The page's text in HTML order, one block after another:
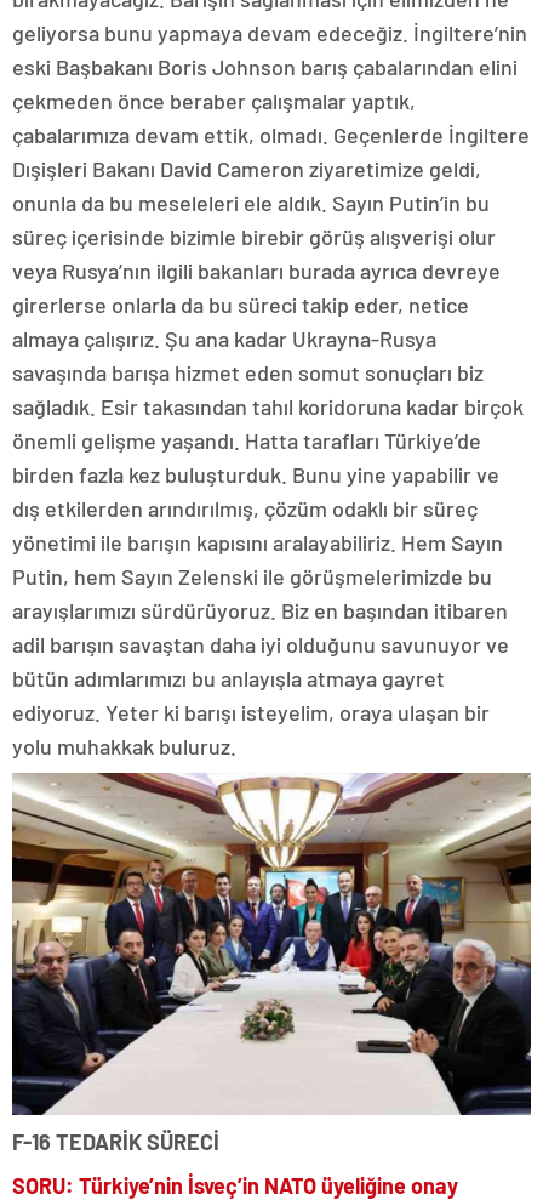
geliyorsa bunu yapmaya devam edeceğiz. İngiltere’nin
eski Başbakanı Boris Johnson barış çabalarından elini
çekmeden önce beraber çalışmalar yaptık,
çabalarımıza devam ettik, olmadı. Geçenlerde İngiltere
Dışişleri Bakanı David Cameron ziyaretimize geldi,
onunla da bu meseleleri ele aldık. Sayın Putin’in bu
süreç içerisinde bizimle birebir görüş alışverişi olur
veya Rusya’nın ilgili bakanları burada ayrıca devreye
girerlerse onlarla da bu süreci takip eder, netice
almaya çalışırız. Şu ana kadar Ukrayna-Rusya
savaşında barışa hizmet eden somut sonuçları biz
sağladık. Esir takasından tahıl koridoruna kadar birçok
önemli gelişme yaşandı. Hatta tarafları Türkiye’de
birden fazla kez buluşturduk. Bunu yine yapabilir ve
dış etkilerden arındırılmış, çözüm odaklı bir süreç
yönetimi ile barışın kapısını aralayabiliriz. Hem Sayın
Putin, hem Sayın Zelenski ile görüşmelerimizde bu
arayışlarımızı sürdürüyoruz. Biz en başından itibaren
adil barışın savaştan daha iyi olduğunu savunuyor ve
bütün adımlarımızı bu anlayışla atmaya gayret
ediyoruz. Yeter ki barışı isteyelim, oraya ulaşan bir
yolu muhakkak buluruz.
F-16 TEDARİK SÜRECİ
SORU: Türkiye’nin İsveç’in NATO üyeliğine onay